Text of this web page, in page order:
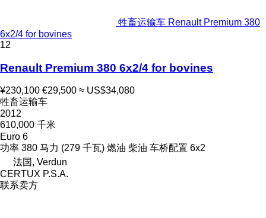
牲畜运输车 Renault Premium 380
6x2/4 for bovines
12
Renault Premium 380 6x2/4 for bovines
¥230,100 €29,500 ≈ US$34,080
牲畜运输车
2012
610,000 千米
Euro 6
功率 380 马力 (279 千瓦) 燃油 柴油 车桥配置 6x2
法国, Verdun
CERTUX P.S.A.
联系卖方